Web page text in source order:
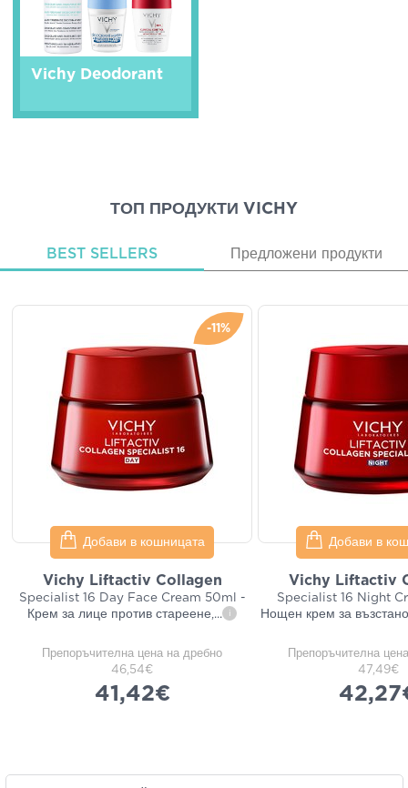
ТОП ПРОДУКТИ VICHY
BEST SELLERS Предложени продукти
-11%
Добави в кошницата
Vichy Liftactiv Collagen
Specialist 16 Day Face Cream 50ml -
Крем за лице против стареене,... i
Препоръчителна цена на дребно
46,54€
41,42€
Добави в
Vichy Liftactiv
Specialist 16 Night
Нощен крем за
Препоръчителна
47,49€